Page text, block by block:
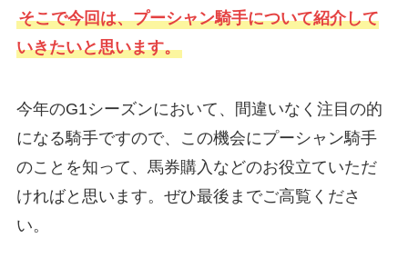
そこで今回は、プーシャン騎手について紹介して
いきたいと思います。
今年のG1シーズンにおいて、間違いなく注目の的
になる騎手ですので、この機会にプーシャン騎手
のことを知って、馬券購入などのお役立ていただ
ければと思います。ぜひ最後までご高覧くださ
い。